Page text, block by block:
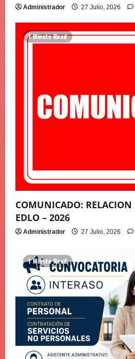
Administrador 27 Julio, 2026
1 Minute Read
COMUNICADO: RELACION
EDLO – 2026
Administrador 27 Julio, 2026
1 Minute Read